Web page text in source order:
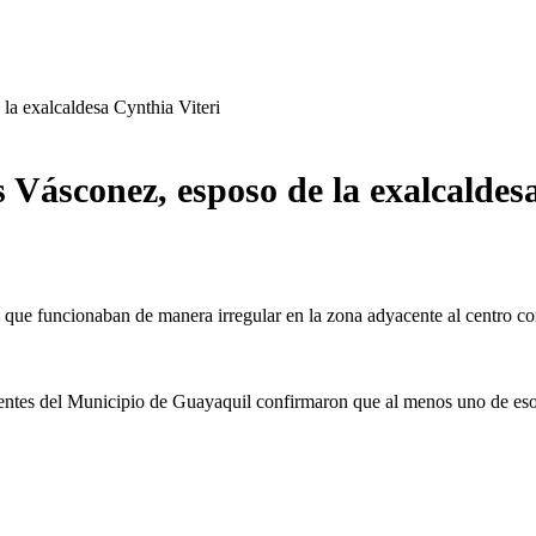
exalcaldesa Cynthia Viteri
esposo de la
funcionaban de manera irregular en la zona adyacente al
del Municipio de Guayaquil confirmaron que al menos uno de